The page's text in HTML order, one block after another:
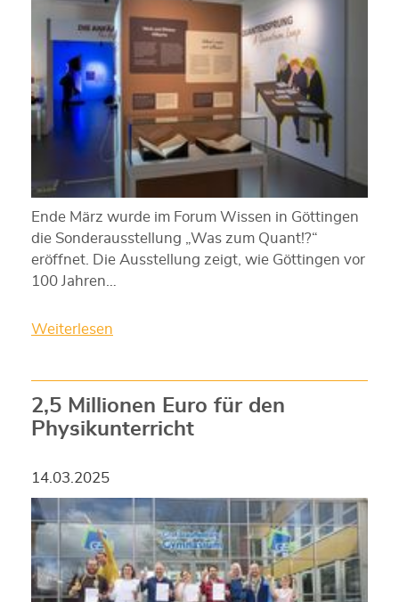
Ende März wurde im Forum Wissen in Göttingen
die Sonderausstellung „Was zum Quant!?“
eröffnet. Die Ausstellung zeigt, wie Göttingen vor
100 Jahren…
Weiterlesen
2,5 Millionen Euro für den
Physikunterricht
14.03.2025